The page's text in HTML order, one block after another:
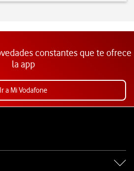
constantes que te ofrece
la app
Ir a Mi Vodafone
sociales de Vodafone